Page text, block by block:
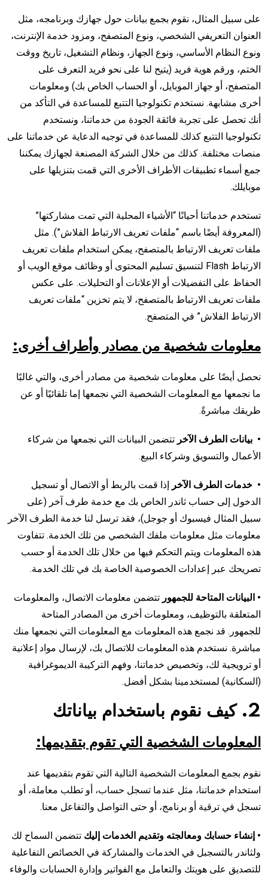
على سبيل المثال، نقوم بجمع بيانات حول جهازك وبرنامجه، مثل
العنوان التعريفي الشخصي، ونوع المتصفح، ومزود خدمة الإنترنت،
ونوع النظام الأساسي، ونوع الجهاز، ونظام التشغيل، تاريخ ووقت
الختم، ورقم هوية فريد (يتيح لنا على نحو فريد التعرف على
المتصفح، أو جهاز الموبايل، أو الحساب الخاص بك) ومعلومات
أخرى مشابهة. نستخدم تكنولوجيا التتبع للمساعدة في التأكد من
أنك تحصل على تجربة فائقة الجودة من خدماتنا، ونستخدم
تكنولوجيا التتبع كذلك للمساعدة في توجيه الدعاية عن خدماتنا على
منصات مختلفة. كذلك من خلال الشركة المصنعة لجهازك يمكننا
جمع أسماء تطبيقات الأطراف الأخرى التي قمت بتنزيلها على
موبايلك.
تستخدم خدماتنا أحيانًا “الأشياء المحلية التي تمت مشاركتها”
(المعروفة أيضًا باسم “ملفات تعريف الارتباط الفلاش”). مثل
ملفات تعريف الارتباط بالمتصفح، يمكن استخدام ملفات تعريف
الارتباط Flash لتنسيق تسليم المحتوى أو وظائف موقع الويب أو
الحفاظ على التفضيلات أو الإعلانات أو التحليلات. على عكس
ملفات تعريف الارتباط بالمتصفح، لا يتم تخزين “ملفات تعريف
الارتباط الفلاش” في المتصفح.
معلومات شخصية من مصادر وأطراف أخرى:
نحصل أيضًا على معلومات شخصية من مصادر أخرى، والتي غالبًا
ما نجمعها مع المعلومات الشخصية التي نجمعها إما تلقائيًا أو عن
طريقك مباشرةً.
• بيانات الطرف الآخر تتضمن البيانات التي نجمعها من شركاء
الأعمال والتسويق وشركاء البيع.
• خدمات الطرف الآخر إذا قمت بالربط أو الاتصال أو تسجيل
الدخول إلى حساب ثاندر الخاص بك مع خدمة طرف آخر (على
سبيل المثال فيسبوك أو جوجل)، فقد ترسل لنا خدمة الطرف الآخر
معلومات مثل معلومات ملفك الشخصي من تلك الخدمة. تتفاوت
هذه المعلومات ويتم التحكم فيها من خلال تلك الخدمة أو حسب
تصريحك عبر إعدادات الخصوصية الخاصة بك في تلك الخدمة.
• البيانات المتاحة للجمهور تتضمن معلومات الاتصال، والمعلومات
المتعلقة بالتوظيف، ومعلومات أخرى من المصادر المتاحة
للجمهور. قد نجمع هذه المعلومات مع المعلومات التي نجمعها منك
مباشرة. نستخدم هذه المعلومات للاتصال بك، لإرسال مواد إعلانية
أو ترويجية لك، وتخصيص خدماتنا، وفهم التركيبة الديموغرافية
(السكانية) لمستخدمينا بشكل أفضل.
2. كيف نقوم باستخدام بياناتك
المعلومات الشخصية التي تقوم بتقديمها:
نقوم بجمع المعلومات الشخصية التالية التي تقوم بتقديمها عند
استخدام خدماتنا، مثل عندما تسجل حساب، أو تطلب معاملة، أو
تسجل في ترقية أو برنامج، أو حتى التواصل والتفاعل معنا.
• إنشاء حسابك ومعالجته وتقديم الخدمات إليك تتضمن السماح لك
ولثاندر بالتسجبل في الخدمات والمشاركة في الخصائص التفاعلية
للتصديق على هويتك والتعامل مع الفواتير وإدارة الحسابات والوفاء